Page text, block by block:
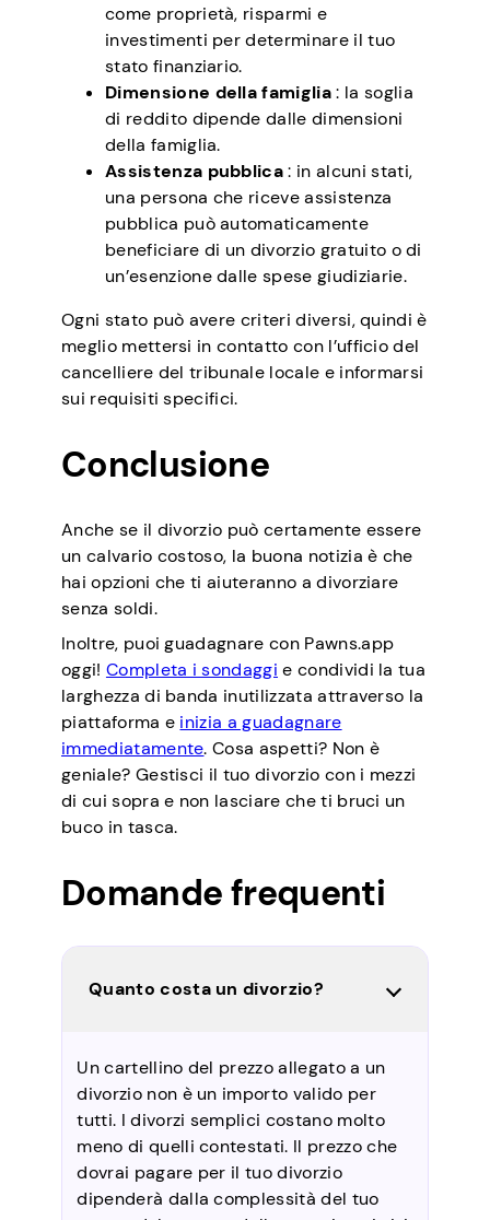
come proprietà, risparmi e
investimenti per determinare il tuo
stato finanziario.
Dimensione della famiglia: la soglia
di reddito dipende dalle dimensioni
della famiglia.
Assistenza pubblica: in alcuni stati,
una persona che riceve assistenza
pubblica può automaticamente
beneficiare di un divorzio gratuito o di
un’esenzione dalle spese giudiziarie.
Ogni stato può avere criteri diversi, quindi è
meglio mettersi in contatto con l’ufficio del
cancelliere del tribunale locale e informarsi
sui requisiti specifici.
Conclusione
Anche se il divorzio può certamente essere
un calvario costoso, la buona notizia è che
hai opzioni che ti aiuteranno a divorziare
senza soldi.
Inoltre, puoi guadagnare con Pawns.app
oggi! Completa i sondaggi e condividi la tua
larghezza di banda inutilizzata attraverso la
piattaforma e inizia a guadagnare
immediatamente. Cosa aspetti? Non è
geniale? Gestisci il tuo divorzio con i mezzi
di cui sopra e non lasciare che ti bruci un
buco in tasca.
Domande frequenti
Quanto costa un divorzio?
Un cartellino del prezzo allegato a un
divorzio non è un importo valido per
tutti. I divorzi semplici costano molto
meno di quelli contestati. Il prezzo che
dovrai pagare per il tuo divorzio
dipenderà dalla complessità del tuo